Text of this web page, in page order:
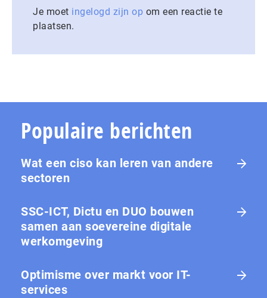
Je moet ingelogd zijn op om een reactie te
plaatsen.
Populaire berichten
Wat een ciso kan leren van andere
sectoren
SSC-ICT, Dictu en DUO bouwen
samen aan soevereine digitale
werkomgeving
Optimisme over markt voor IT-
services